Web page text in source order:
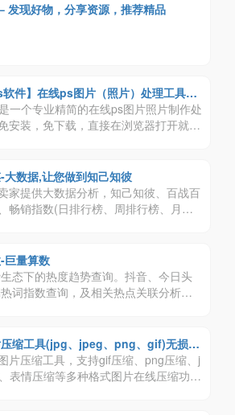
现好物，分享资源，推荐精品
软件】在线ps图片（照片）处理工具_
辑图片ps精简版
一个专业精简的在线ps图片照片制作处
安装，免下载，直接在浏览器打开就可
大数据,让您做到知己知彼
家提供大数据分析，知己知彼、百战百
畅销指数(日排行榜、周排行榜、月排
彼，百战百胜)、竞品探索(找出有威胁
的商品，让你的决策更简单)、关键字
价，展示的位置，你还苦于不知道如
巨量算数
态下的热度趋势查询。抖音、今日头
词指数查询，及相关热点关联分析、
缩工具(jpg、jpeg、png、gif)无损压
缩图
片压缩工具，支持gif压缩、png压缩、j
表情压缩等多种格式图片在线压缩功